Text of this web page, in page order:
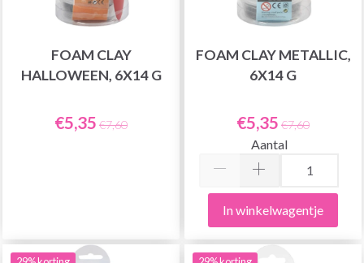
FOAM CLAY
HALLOWEEN, 6X14 G
€5,35 €7,60
FOAM CLAY METALLIC,
6X14 G
€5,35 €7,60
Aantal
In winkelwagentje